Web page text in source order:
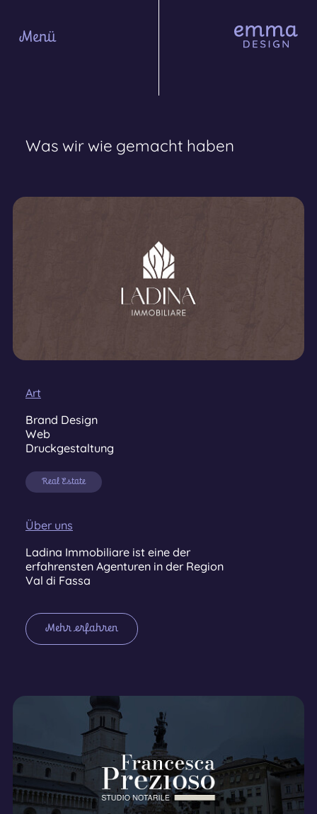
Menü
Was wir wie gemacht haben
Art
Brand Design
Web
Druckgestaltung
Real Estate
Über uns
Ladina Immobiliare ist eine der
erfahrensten Agenturen in der Region
Val di Fassa
Mehr erfahren